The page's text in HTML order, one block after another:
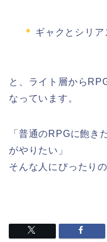
ギャクとシリ
と、ライト層から
なっています。
「普通のRPGに飽き
がやりたい」
そんな人にぴったり